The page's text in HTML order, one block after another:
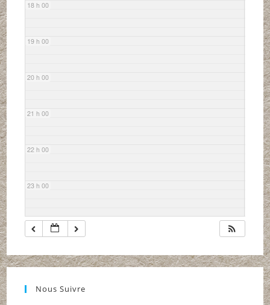
18 h 00
19 h 00
20 h 00
21 h 00
22 h 00
23 h 00
Nous Suivre